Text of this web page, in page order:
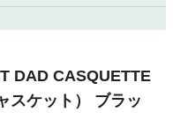
DAD CASQUETTE
スケット） ブラッ